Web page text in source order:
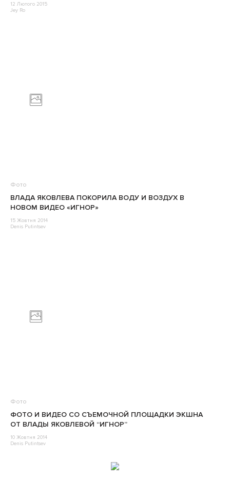
12 Лютого 2015
Jey Ro
Фото
ВЛАДА ЯКОВЛЕВА ПОКОРИЛА ВОДУ И ВОЗДУХ В
НОВОМ ВИДЕО «ИГНОР»
15 Жовтня 2014
Denis Putintsev
Фото
ФОТО И ВИДЕО СО СЪЕМОЧНОЙ ПЛОЩАДКИ ЭКШНА
ОТ ВЛАДЫ ЯКОВЛЕВОЙ “ИГНОР”
10 Жовтня 2014
Denis Putintsev